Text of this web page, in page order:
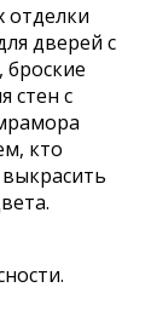
отделки
дверей с
стен с
кто